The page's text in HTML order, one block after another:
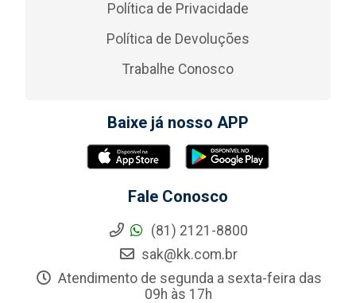
Política de Privacidade
Política de Devoluções
Trabalhe Conosco
Baixe já nosso APP
Fale Conosco
(81) 2121-8800
sak@kk.com.br
Atendimento de segunda a sexta-feira das
09h às 17h